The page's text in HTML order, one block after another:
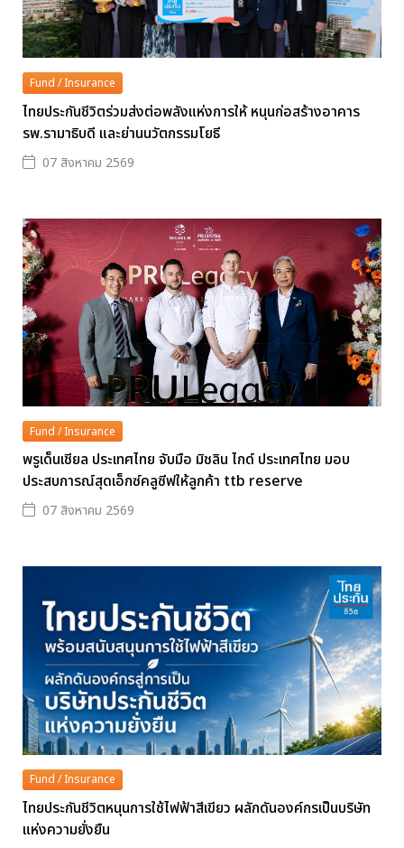
Fund / Insurance
ไทยประกันชีวิตร่วมส่งต่อพลังแห่งการให้ หนุนก่อสร้างอาคาร
รพ.รามาธิบดี และย่านนวัตกรรมโยธี
07 สิงหาคม 2569
Fund / Insurance
พรูเด็นเชียล ประเทศไทย จับมือ มิชลิน ไกด์ ประเทศไทย มอบ
ประสบการณ์สุดเอ็กซ์คลูซีฟให้ลูกค้า ttb reserve
07 สิงหาคม 2569
Fund / Insurance
ไทยประกันชีวิตหนุนการใช้ไฟฟ้าสีเขียว ผลักดันองค์กรเป็นบริษัท
แห่งความยั่งยืน